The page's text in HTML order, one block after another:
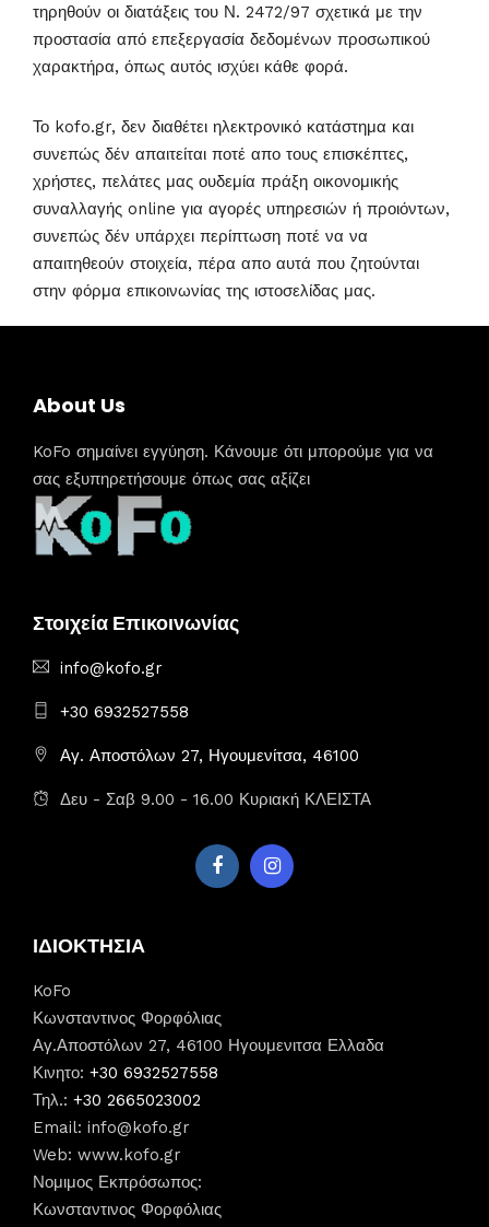
τηρηθούν οι διατάξεις του Ν. 2472/97 σχετικά με την
προστασία από επεξεργασία δεδομένων προσωπικού
χαρακτήρα, όπως αυτός ισχύει κάθε φορά.
Το kofo.gr, δεν διαθέτει ηλεκτρονικό κατάστημα και
συνεπώς δέν απαιτείται ποτέ απο τους επισκέπτες,
χρήστες, πελάτες μας ουδεμία πράξη οικονομικής
συναλλαγής online για αγορές υπηρεσιών ή προιόντων,
συνεπώς δέν υπάρχει περίπτωση ποτέ να να
απαιτηθεούν στοιχεία, πέρα απο αυτά που ζητούνται
στην φόρμα επικοινωνίας της ιστοσελίδας μας.
About Us
KoFo σημαίνει εγγύηση. Κάνουμε ότι μπορούμε για να
σας εξυπηρετήσουμε όπως σας αξίζει
Στοιχεία Επικοινωνίας
info@kofo.gr
+30 6932527558
Αγ. Αποστόλων 27, Ηγουμενίτσα, 46100
Δευ - Σαβ 9.00 - 16.00 Κυριακή ΚΛΕΙΣΤΑ
ΙΔΙΟΚΤΗΣΙΑ
KoFo
Κωνσταντινος Φορφόλιας
Αγ.Αποστόλων 27, 46100 Ηγουμενιτσα Ελλαδα
Κινητο: +30 6932527558
Τηλ.: +30 2665023002
Email: info@kofo.gr
Web: www.kofo.gr
Νομιμος Εκπρόσωπος:
Κωνσταντινος Φορφόλιας